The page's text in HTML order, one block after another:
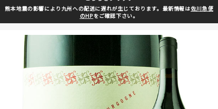
熊本地震の影響により九州への配送に遅れが生じております。最新情報は佐川急便
のHPをご確認下さい。